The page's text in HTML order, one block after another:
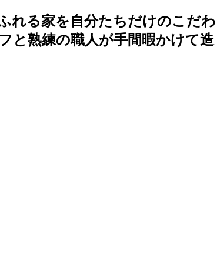
れる家を自分たちだけのこだ
と熟練の職人が手間暇かけて